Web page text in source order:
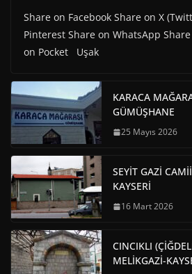
Share on Facebook Share on X
Pinterest Share on WhatsApp
on Pocket Uşak
KARACA
GÜMÜŞHANE
25 Mayıs 2026
SEYİT GAZİ
KAYSERİ
16 Mart 2026
CINCIKLI
MELİKGAZİ-